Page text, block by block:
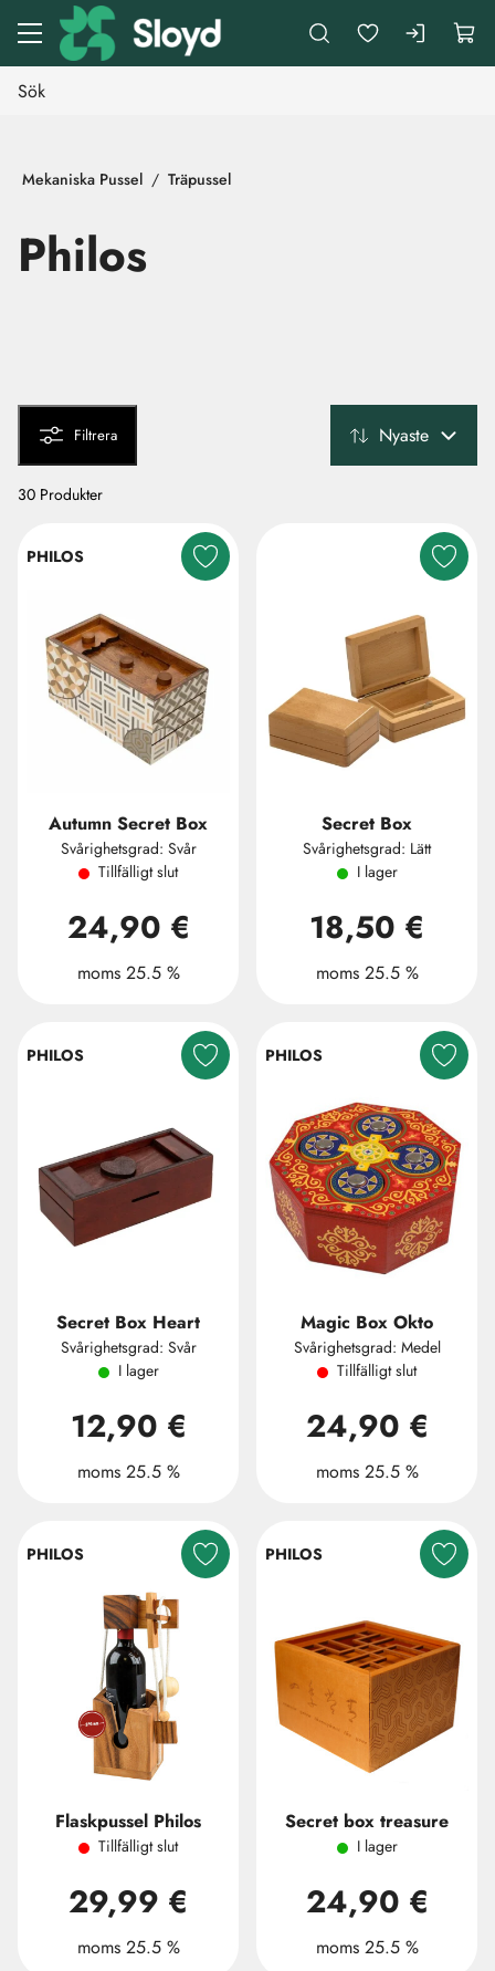
Gå till huvudinnehåll
Mekaniska Pussel Träpussel
Philos
Filtrera Nyaste
30 Produkter
PHILOS
Autumn Secret Box
Svårighetsgrad: Svår
Tillfälligt slut
24,90 €
moms 25.5 %
Secret Box
Svårighetsgrad: Lätt
I lager
18,50 €
moms 25.5 %
PHILOS
Secret Box Heart
Svårighetsgrad: Svår
I lager
12,90 €
moms 25.5 %
PHILOS
Magic Box Okto
Svårighetsgrad: Medel
Tillfälligt slut
24,90 €
moms 25.5 %
PHILOS
Flaskpussel Philos
Tillfälligt slut
29,99 €
moms 25.5 %
PHILOS
Secret box treasure
I lager
24,90 €
moms 25.5 %